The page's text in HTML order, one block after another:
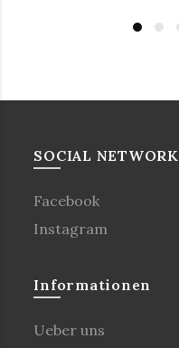
SOCIAL NETWORK
Facebook
Instagram
Informationen
Ueber uns